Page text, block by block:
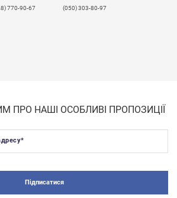
770-90-67
(050) 303-80-97
ПРО НАШІ ОСОБЛИВІ ПРОПОЗИЦІЇ
*
Підписатися